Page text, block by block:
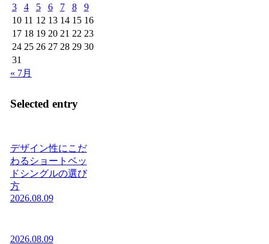
3
4 5 6 7 8
9
10 11 12 13 14 15 16
17 18 19 20 21 22 23
24 25 26 27 28 29 30
31
« 7月
Selected entry
デザイン性にこだ
わるショートベッ
ドシングルの選び
方
2026.08.09
2026.08.09